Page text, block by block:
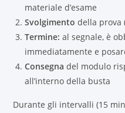
materiale d’esame
Svolgimento della prova
Termine: al segnale, è
immediatamente e
Consegna del modulo
all’interno della busta
Durante gli intervalli (15